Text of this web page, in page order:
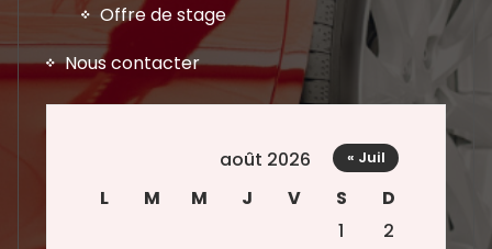
Offre de stage
Nous contacter
août 2026
L
M M J V S
D
1
2
« Juil